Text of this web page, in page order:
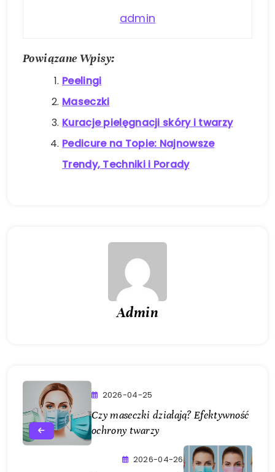
admin
Powiązane Wpisy:
Peelingi
Maseczki
Kuracje pielęgnacji skóry i twarzy
Pedicure na Topie: Najnowsze
Trendy, Techniki i Porady
Admin
2026-04-25
Czy maseczki działają? Efektywność
ochrony twarzy
2026-04-26